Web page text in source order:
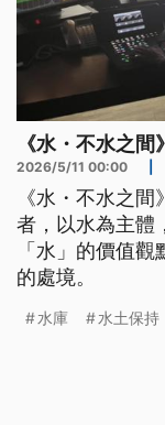
《水・不水之
2026/5/11 00:00
《水・不水之
者，以水為主體
「水」的價值
的處境。
水庫 水土保持